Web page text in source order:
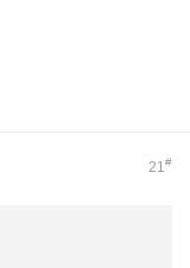
21 #